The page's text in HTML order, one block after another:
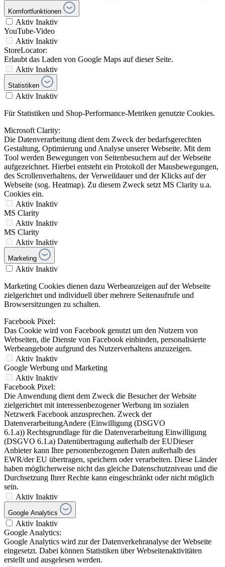
Komfortfunktionen
Aktiv Inaktiv
YouTube-Video
Aktiv Inaktiv
StoreLocator:
Erlaubt das Laden von Google Maps auf dieser Seite.
Aktiv Inaktiv
Statistiken
Aktiv Inaktiv
Für Statistiken und Shop-Performance-Metriken genutzte Cookies.
Microsoft Clarity:
Die Datenverarbeitung dient dem Zweck der bedarfsgerechten
Gestaltung, Optimierung und Analyse unserer Webseite. Mit dem
Tool werden Bewegungen von Seitenbesuchern auf der Webseite
aufgezeichnet. Hierbei entsteht ein Protokoll der Mausbewegungen,
des Scrollenverhaltens, der Verweildauer und der Klicks auf der
Webseite (sog. Heatmap). Zu diesem Zweck setzt MS Clarity u.a.
Cookies ein.
Aktiv Inaktiv
MS Clarity
Aktiv Inaktiv
MS Clarity
Aktiv Inaktiv
Marketing
Aktiv Inaktiv
Marketing Cookies dienen dazu Werbeanzeigen auf der Webseite
zielgerichtet und individuell über mehrere Seitenaufrufe und
Browsersitzungen zu schalten.
Facebook Pixel:
Das Cookie wird von Facebook genutzt um den Nutzern von
Webseiten, die Dienste von Facebook einbinden, personalisierte
Werbeangebote aufgrund des Nutzerverhaltens anzuzeigen.
Aktiv Inaktiv
Google Werbung und Marketing
Aktiv Inaktiv
Facebook Pixel:
Die Anwendung dient dem Zweck die Besucher der Website
zielgerichtet mit interessenbezogener Werbung im sozialen
Netzwerk Facebook anzusprechen. Zweck der
DatenverarbeitungAndere (Einwilligung (DSGVO
6.1.a)) Rechtsgrundlage für die Datenverarbeitung Einwilligung
(DSGVO 6.1.a) Datenübertragung außerhalb der EUDieser
Anbieter kann Ihre personenbezogenen Daten außerhalb des
EWR/der EU übertragen, speichern oder verarbeiten. Diese Länder
haben möglicherweise nicht das gleiche Datenschutzniveau und die
Durchsetzung Ihrer Rechte kann eingeschränkt oder nicht möglich
sein.
Aktiv Inaktiv
Google Analytics
Aktiv Inaktiv
Google Analytics:
Google Analytics wird zur der Datenverkehranalyse der Webseite
eingesetzt. Dabei können Statistiken über Webseitenaktivitäten
erstellt und ausgelesen werden.